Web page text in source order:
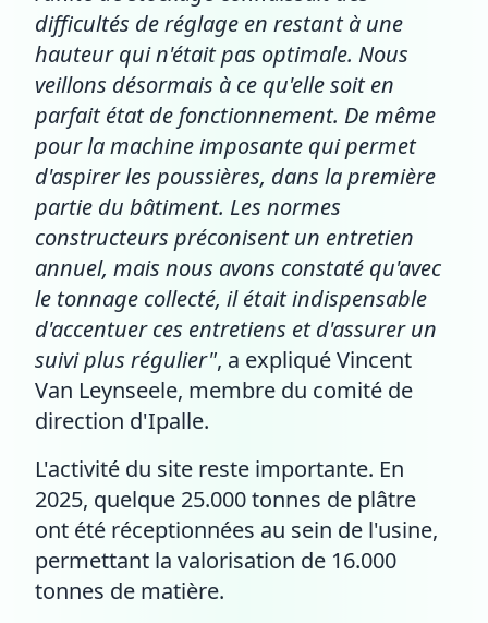
difficultés de réglage en restant à une
hauteur qui n'était pas optimale. Nous
veillons désormais à ce qu'elle soit en
parfait état de fonctionnement. De même
pour la machine imposante qui permet
d'aspirer les poussières, dans la première
partie du bâtiment. Les normes
constructeurs préconisent un entretien
annuel, mais nous avons constaté qu'avec
le tonnage collecté, il était indispensable
d'accentuer ces entretiens et d'assurer un
suivi plus régulier", a expliqué Vincent
Van Leynseele, membre du comité de
direction d'Ipalle.
L'activité du site reste importante. En
2025, quelque 25.000 tonnes de plâtre
ont été réceptionnées au sein de l'usine,
permettant la valorisation de 16.000
tonnes de matière.